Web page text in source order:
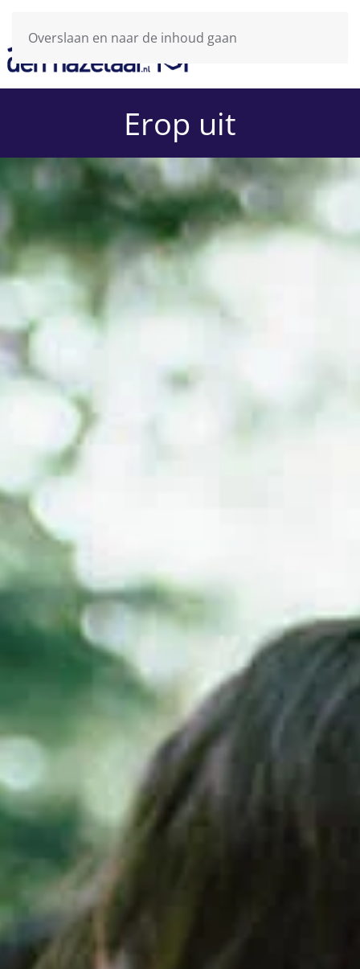
Overslaan en naar de inhoud gaan
Erop uit